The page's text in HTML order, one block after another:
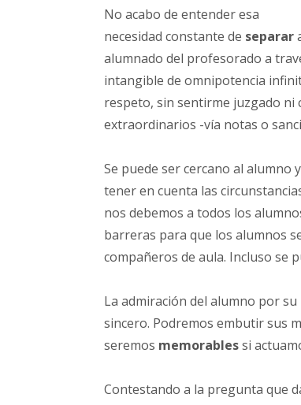
No acabo de entender esa
necesidad constante de separar
alumnado del profesorado a
intangible de omnipotencia
respeto, sin sentirme juzgado ni
extraordinarios -vía notas o
Se puede ser cercano al alumno
tener en cuenta las
nos debemos a todos los
barreras para que los alumnos
compañeros de aula. Incluso se
La admiración del alumno por
sincero. Podremos embutir sus
seremos memorablessi
Contestando a la pregunta que